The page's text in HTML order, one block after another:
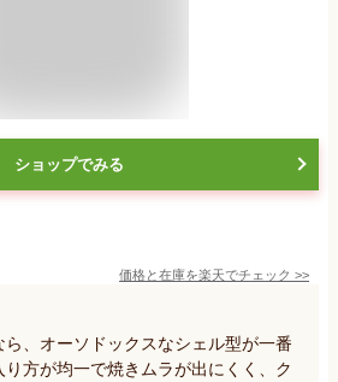
ショップでみる
価格と在庫を楽天でチェック >>
、オーソドックスなシェル型が一番
方が均一で焼きムラが出にくく、ク